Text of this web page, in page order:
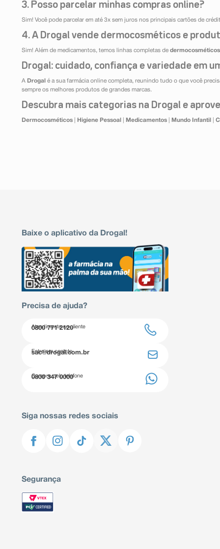
3. Posso parcelar minhas compras online?
Sim! Você pode parcelar em até 3x sem juros nos principais cartões de
4. A Drogal vende dermocosméticos e
Sim! Além de medicamentos, temos linhas completas de dermocosméticos
Drogal: cuidado, confiança e variedade em
A Drogal é a sua farmácia online completa, reunindo tudo o que você
sempre os melhores produtos de grandes marcas.
Descubra mais categorias na Drogal e
Dermocosméticos Higiene Pessoal Medicamentos Mundo Infantil
Baixe o aplicativo da Drogal!
Precisa de ajuda?
Atendimento ao cliente
0800 771 2120
Entre em contato
sac@drogal.com.br
Compre pelo telefone
0800 347 0000
Siga nossas redes sociais
Segurança